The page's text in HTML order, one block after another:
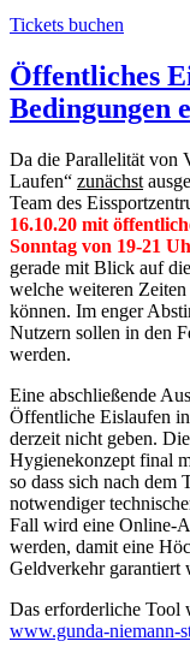
Tickets buchen
Öffentliches
Bedingungen
Da die Parallelität von
Laufen“ zunächst
Team des
16.10.20 mit
Sonntag von 19-21
gerade mit Blick auf
welche weiteren
können. Im enger
Nutzern sollen in den
werden.
Eine abschließende
Öffentliche Eislaufen
derzeit nicht geben.
Hygienekonzept final
so dass sich nach dem
notwendiger
Fall wird eine Online-
werden, damit eine
Geldverkehr garantiert
Das erforderliche Tool
www.gunda-niemann-